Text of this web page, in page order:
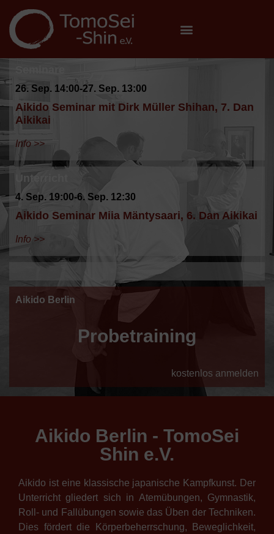
26. Sep. 14:00-27. Sep. 13:00
Aikido Seminar mit Dirk Müller Shihan, 7. Dan
Aikikai
Info >>
Unterricht
4. Sep. 19:00-6. Sep. 12:30
Aikido Seminar Miia Mäntysaari, 6. Dan Aikikai
Info >>
Aikido Berlin
Probetraining
kostenlos anmelden
Aikido Berlin - TomoSei
Shin e.V.
Aikido ist eine klassische japanische Kampfkunst. Der
Unterricht gliedert sich in Atemübungen, Gymnastik,
Roll- und Fallübungen sowie das Üben der Techniken.
Dies fördert die Körperbeherrschung, Beweglichkeit,